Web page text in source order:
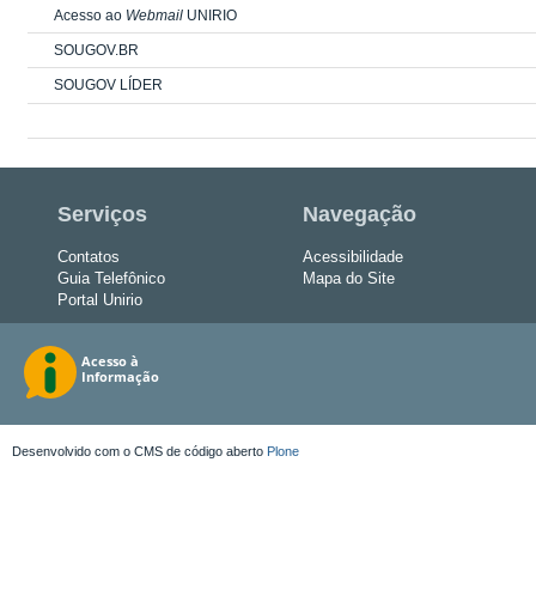
Acesso ao Webmail UNIRIO
SOUGOV.BR
SOUGOV LÍDER
Serviços
Contatos
Guia Telefônico
Portal Unirio
Navegação
Acessibilidade
Mapa do Site
Desenvolvido com o CMS de código aberto Plone